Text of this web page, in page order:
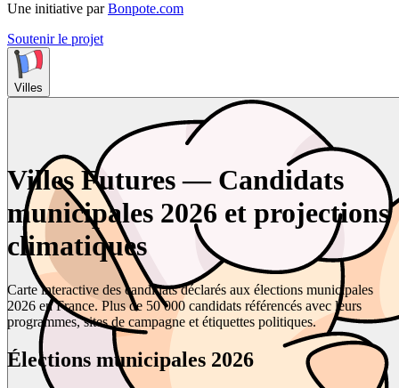
Une initiative par Bonpote.com
Soutenir le projet
Villes
Villes Futures — Candidats
municipales 2026 et projections
climatiques
Carte interactive des candidats déclarés aux élections municipales
2026 en France. Plus de 50 000 candidats référencés avec leurs
programmes, sites de campagne et étiquettes politiques.
Élections municipales 2026